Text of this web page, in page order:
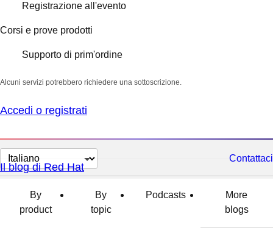
Registrazione all'evento
Corsi e prove prodotti
Supporto di prim'ordine
Alcuni servizi potrebbero richiedere una sottoscrizione.
Accedi o registrati
Cambia
lingua
Contattaci
Il blog di Red Hat
By
product
By
topic
Podcasts
More
blogs